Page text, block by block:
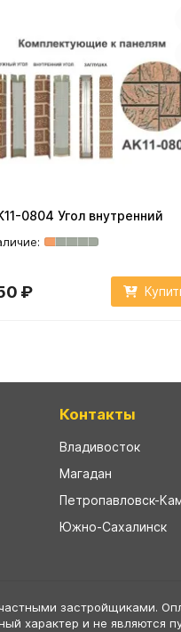
0804 Угол внутренний
₽
Контакты
Владивосток
Магадан
Петропавловск-
Южно-Сахалинск
застройщиками.
характер и не являются